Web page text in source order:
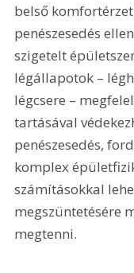
belső
penészesedés
szigetelt
légállapotok –
légcsere –
tartásával
penészesedés,
komplex
számításokkal
megszüntetésére
megtenni.